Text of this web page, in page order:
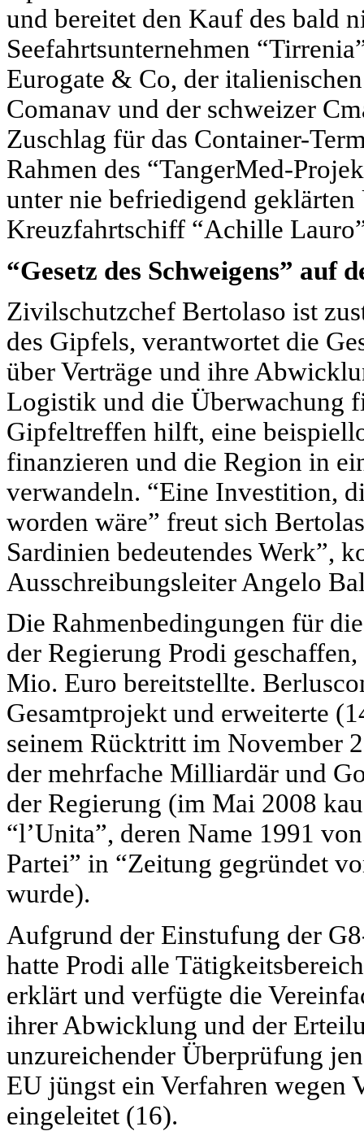
und bereitet den Kauf des bald
Seefahrtsunternehmen
Eurogate & Co, der
Comanav und der schweizer
Zuschlag für das Container-
Rahmen des “TangerMed-
unter nie befriedigend
Kreuzfahrtschiff “Achille
“Gesetz des Schweigens” auf
Zivilschutzchef Bertolaso ist
des Gipfels, verantwortet die
über Verträge und ihre
Logistik und die Überwachung
Gipfeltreffen hilft, eine
finanzieren und die Region in
verwandeln. “Eine Investition,
worden wäre” freut sich
Sardinien bedeutendes Werk”,
Ausschreibungsleiter Angelo
Die Rahmenbedingungen für
der Regierung Prodi
Mio. Euro bereitstellte.
Gesamtprojekt und erweiterte
seinem Rücktritt im November
der mehrfache Milliardär und
der Regierung (im Mai 2008
“l’Unita”, deren Name 1991
Partei” in “Zeitung gegründet
wurde).
Aufgrund der Einstufung der
hatte Prodi alle
erklärt und verfügte die
ihrer Abwicklung und der
unzureichender Überprüfung
EU jüngst ein Verfahren wegen
eingeleitet (16).